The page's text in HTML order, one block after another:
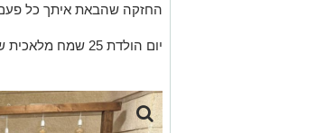
החזקה שהבאת איתך כל
יום הולדת 25 שמח מלאכית שלי.